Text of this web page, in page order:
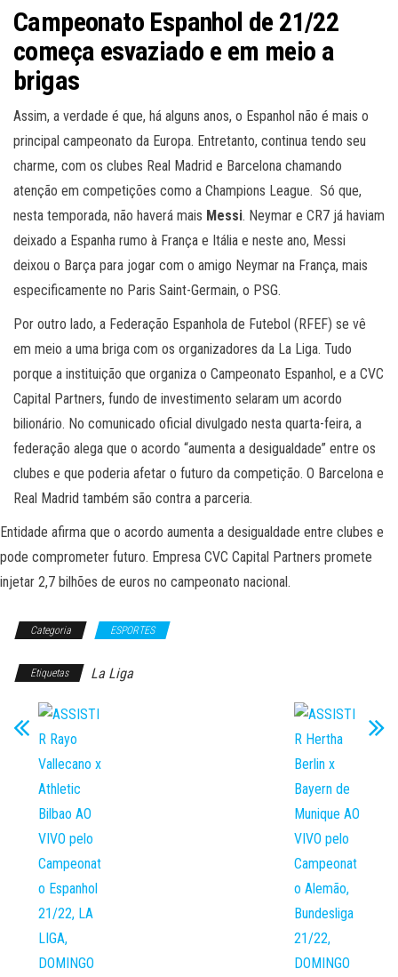
Campeonato Espanhol de 21/22
começa esvaziado e em meio a
brigas
Assim, a verdade é que, há alguns anos, o Espanhol não é mais o
principal campeonato da Europa. Entretanto, continua tendo seu
charme, com os clubes Real Madrid e Barcelona chamando
atenção em competições como a Champions League. Só que,
nesta temporada, não haverá mais Messi. Neymar e CR7 já haviam
deixado a Espanha rumo à França e Itália e neste ano, Messi
deixou o Barça para jogar com o amigo Neymar na França, mais
especificamente no Paris Saint-Germain, o PSG.
Por outro lado, a Federação Espanhola de Futebol (RFEF) se vê
em meio a uma briga com os organizadores da La Liga. Tudo
porque a instituição que organiza o Campeonato Espanhol, e a CVC
Capital Partners, fundo de investimento selaram um acordo
bilionário. No comunicado oficial divulgado nesta quarta-feira, a
federação alega que o acordo “aumenta a desigualdade” entre os
clubes e que poderia afetar o futuro da competição. O Barcelona e
Real Madrid também são contra a parceria.
Entidade afirma que o acordo aumenta a desigualdade entre clubes e
pode comprometer futuro. Empresa CVC Capital Partners promete
injetar 2,7 bilhões de euros no campeonato nacional.
Categoria ESPORTES
Etiquetas La Liga